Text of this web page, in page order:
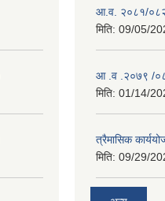
आ.व. २०८१/०८२
मिति: 09/05/
आ .व .२०७९ /
मिति: 01/14/
त्रैमासिक
मिति: 09/29/